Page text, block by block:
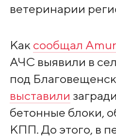
ветеринарии
Как сообщал
АЧС выявили в
под
выставили
бетонные блоки,
КПП. До этого, в